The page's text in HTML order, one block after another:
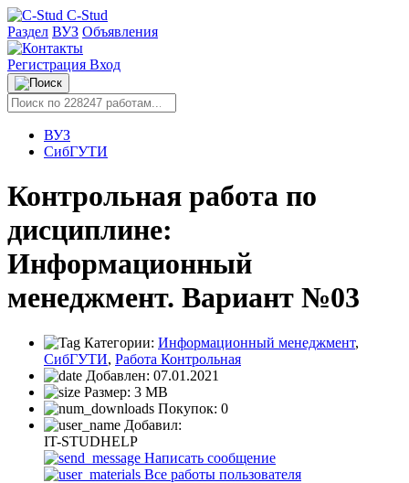
C-Stud
Раздел ВУЗ Объявления
Регистрация Вход
ВУЗ
СибГУТИ
Контрольная работа по
дисциплине:
Информационный
менеджмент. Вариант №03
Категории: Информационный менеджмент,
СибГУТИ, Работа Контрольная
Добавлен: 07.01.2021
Размер: 3 MB
Покупок: 0
Добавил:
IT-STUDHELP
Написать сообщение
Все работы пользователя